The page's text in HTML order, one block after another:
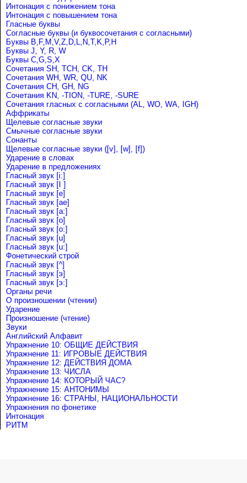
Интонация с понижением тона
Интонация с повышением тона
Гласные буквы
Согласные буквы (и буквосочетания с согласными)
Буквы B,F,M,V,Z,D,L,N,T,K,P,H
Буквы J, Y, R, W
Буквы C,G,S,X
Сочетания SH, TCH, CK, TH
Сочетания WH, WR, QU, NK
Сочетания CH, GH, NG
Сочетания KN, -TION, -TURE, -SURE
Сочетания гласных с согласными (AL, WO, WA, IGH)
Аффрикаты
Щелевые согласные звуки
Cмычные согласные звуки
Сонанты
Щелевые согласные звуки ([v], [w], [f])
Ударение в словах
Ударениe в предложениях
Гласный звук [i:]
Гласный звук [I ]
Гласный звук [e]
Гласный звук [ae]
Гласный звук [a:]
Гласный звук [o]
Гласный звук [o:]
Гласный звук [u]
Гласный звук [u:]
Фонетический строй
Гласный звук [^]
Гласный звук [э]
Гласный звук [э:]
Органы речи
О произношении (чтении)
Ударение
Произношение (чтение)
Звуки
Английский Алфавит
Упражнение 10: ОБЩИЕ ДЕЙСТВИЯ
Упражнение 11: ИГРОВЫЕ ДЕЙСТВИЯ
Упражнение 12: ДЕЙСТВИЯ ДОМА
Упражнение 13: ЧИСЛА
Упражнение 14: КОТОРЫЙ ЧАС?
Упражнение 15: АНТОНИМЫ
Упражнение 16: СТРАНЫ, НАЦИОНАЛЬНОСТИ
Упражнения по фонетике
Интонация
РИТМ